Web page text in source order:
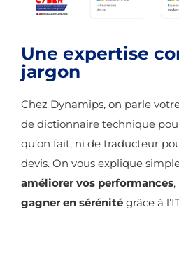
Une expertise
jargon
Chez Dynamips, on parle
de dictionnaire technique
qu’on fait, ni de traducteur
devis. On vous explique
améliorer vos performances,
gagner en sérénité grâce à